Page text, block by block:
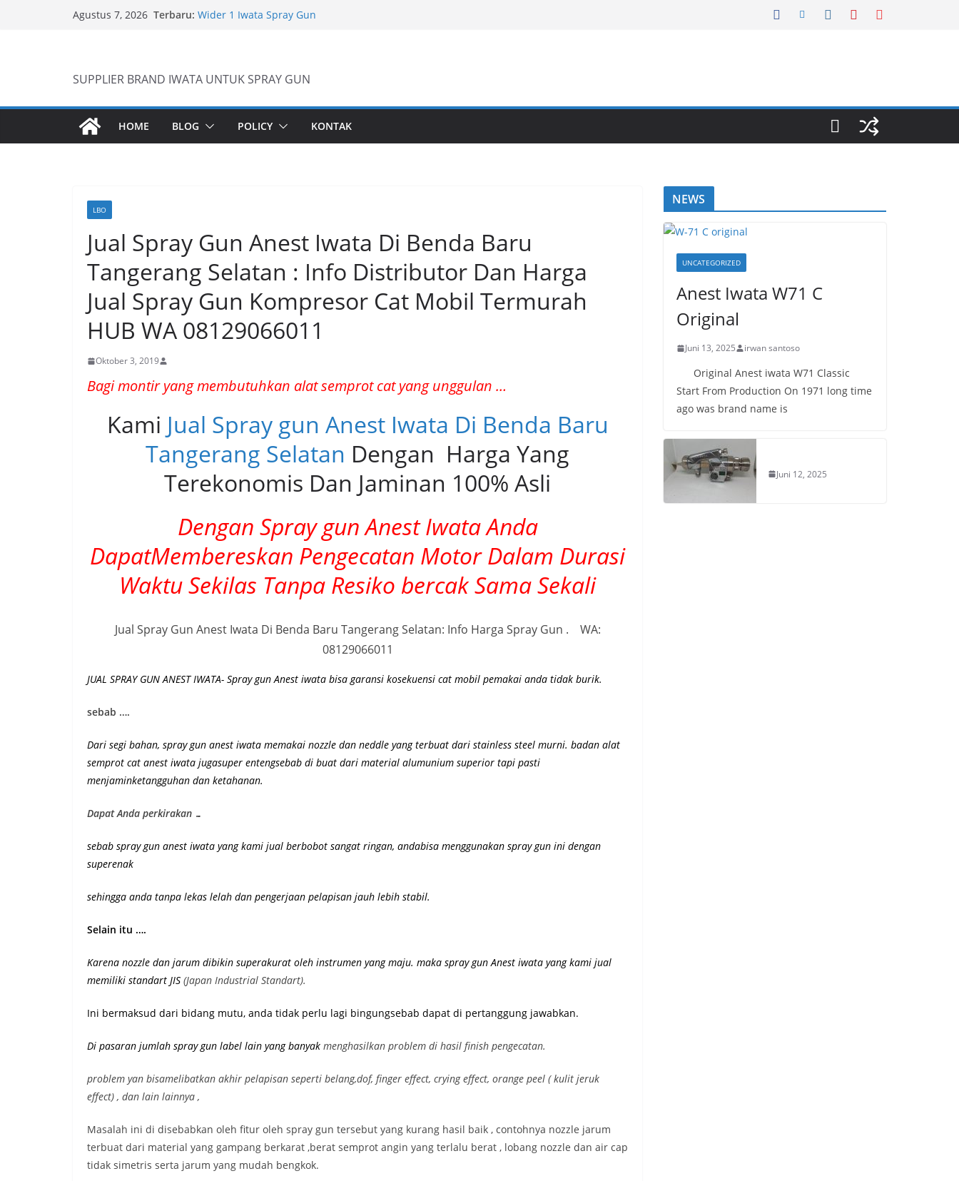
Agustus 7, 2026 Terbaru: Wider 1 Iwata Spray Gun
SUPPLIER BRAND IWATA UNTUK SPRAY GUN
HOME BLOG POLICY KONTAK
LBO
Jual Spray Gun Anest Iwata Di Benda Baru
Tangerang Selatan : Info Distributor Dan Harga
Jual Spray Gun Kompresor Cat Mobil Termurah
HUB WA 08129066011
Oktober 3, 2019
Bagi montir yang membutuhkan alat semprot cat yang unggulan …
Kami Jual Spray gun Anest Iwata Di Benda Baru
Tangerang Selatan Dengan Harga Yang
Terekonomis Dan Jaminan 100% Asli
Dengan Spray gun Anest Iwata Anda
DapatMembereskan Pengecatan Motor Dalam Durasi
Waktu Sekilas Tanpa Resiko bercak Sama Sekali
Jual Spray Gun Anest Iwata Di Benda Baru Tangerang Selatan: Info Harga Spray Gun . WA:
08129066011
JUAL SPRAY GUN ANEST IWATA- Spray gun Anest iwata bisa garansi kosekuensi cat mobil pemakai anda tidak burik.
sebab ….
Dari segi bahan, spray gun anest iwata memakai nozzle dan neddle yang terbuat dari stainless steel murni. badan alat
semprot cat anest iwata jugasuper entengsebab di buat dari material alumunium superior tapi pasti
menjaminketangguhan dan ketahanan.
Dapat Anda perkirakan …
sebab spray gun anest iwata yang kami jual berbobot sangat ringan, andabisa menggunakan spray gun ini dengan
superenak
sehingga anda tanpa lekas lelah dan pengerjaan pelapisan jauh lebih stabil.
Selain itu ….
Karena nozzle dan jarum dibikin superakurat oleh instrumen yang maju. maka spray gun Anest iwata yang kami jual
memiliki standart JIS (Japan Industrial Standart).
Ini bermaksud dari bidang mutu, anda tidak perlu lagi bingungsebab dapat di pertanggung jawabkan.
Di pasaran jumlah spray gun label lain yang banyak menghasilkan problem di hasil finish pengecatan.
problem yan bisamelibatkan akhir pelapisan seperti belang,dof, finger effect, crying effect, orange peel ( kulit jeruk
effect) , dan lain lainnya ,
Masalah ini di disebabkan oleh fitur oleh spray gun tersebut yang kurang hasil baik , contohnya nozzle jarum
terbuat dari material yang gampang berkarat ,berat semprot angin yang terlalu berat , lobang nozzle dan air cap
tidak simetris serta jarum yang mudah bengkok.
NEWS
UNCATEGORIZED
Anest Iwata W71 C
Original
Juni 13, 2025 irwan santoso
Original Anest iwata W71 Classic
Start From Production On 1971 long time
ago was brand name is
Juni 12, 2025